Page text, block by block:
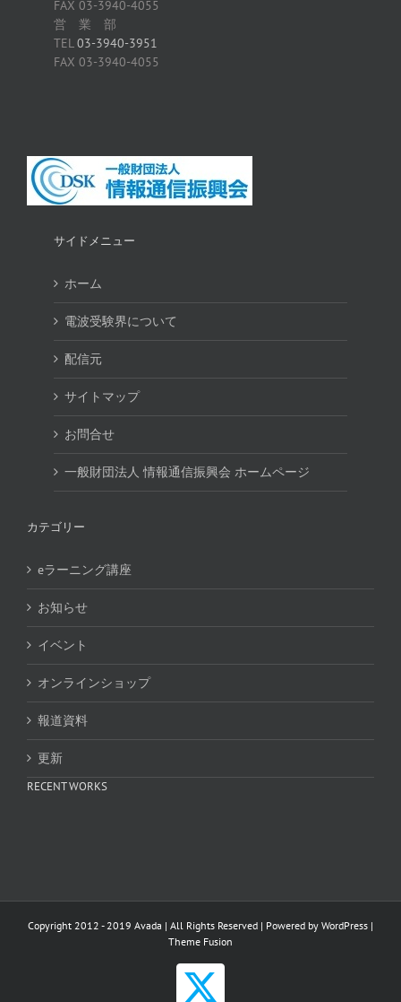
FAX 03-3940-4055
営 業 部
TEL03-3940-3951
FAX 03-3940-4055
サイドメニュー
ホーム
電波受験界について
配信元
サイトマップ
お問合せ
一般財団法人 情報通信振興会 ホームページ
カテゴリー
eラーニング講座
お知らせ
イベント
オンラインショップ
報道資料
更新
RECENT WORKS
Copyright 2012 - 2019 Avada | All Rights Reserved | Powered by WordPress |
Theme Fusion